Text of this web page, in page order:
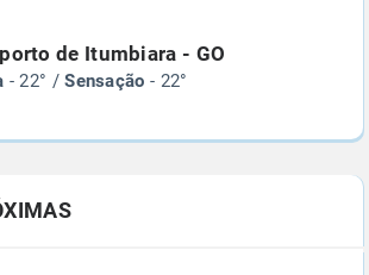
de Itumbiara - GO
- 22° /Sensação - 22°